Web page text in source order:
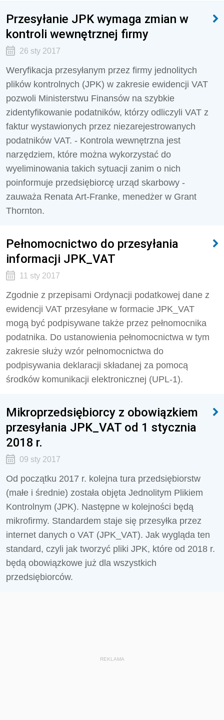
Przesyłanie JPK wymaga zmian w
kontroli wewnętrznej firmy
26 sty 2017
Weryfikacja przesyłanym przez firmy jednolitych
plików kontrolnych (JPK) w zakresie ewidencji VAT
pozwoli Ministerstwu Finansów na szybkie
zidentyfikowanie podatników, którzy odliczyli VAT z
faktur wystawionych przez niezarejestrowanych
podatników VAT. - Kontrola wewnętrzna jest
narzędziem, które można wykorzystać do
wyeliminowania takich sytuacji zanim o nich
poinformuje przedsiębiorcę urząd skarbowy -
zauważa Renata Art-Franke, menedżer w Grant
Thornton.
Pełnomocnictwo do przesyłania
informacji JPK_VAT
11 sty 2017
Zgodnie z przepisami Ordynacji podatkowej dane z
ewidencji VAT przesyłane w formacie JPK_VAT
mogą być podpisywane także przez pełnomocnika
podatnika. Do ustanowienia pełnomocnictwa w tym
zakresie służy wzór pełnomocnictwa do
podpisywania deklaracji składanej za pomocą
środków komunikacji elektronicznej (UPL-1).
Mikroprzedsiębiorcy z obowiązkiem
przesyłania JPK_VAT od 1 stycznia
2018 r.
09 sty 2017
Od początku 2017 r. kolejna tura przedsiębiorstw
(małe i średnie) została objęta Jednolitym Plikiem
Kontrolnym (JPK). Następne w kolejności będą
mikrofirmy. Standardem staje się przesyłka przez
internet danych o VAT (JPK_VAT). Jak wygląda ten
standard, czyli jak tworzyć pliki JPK, które od 2018 r.
będą obowiązkowe już dla wszystkich
przedsiębiorców.
REKLAMA